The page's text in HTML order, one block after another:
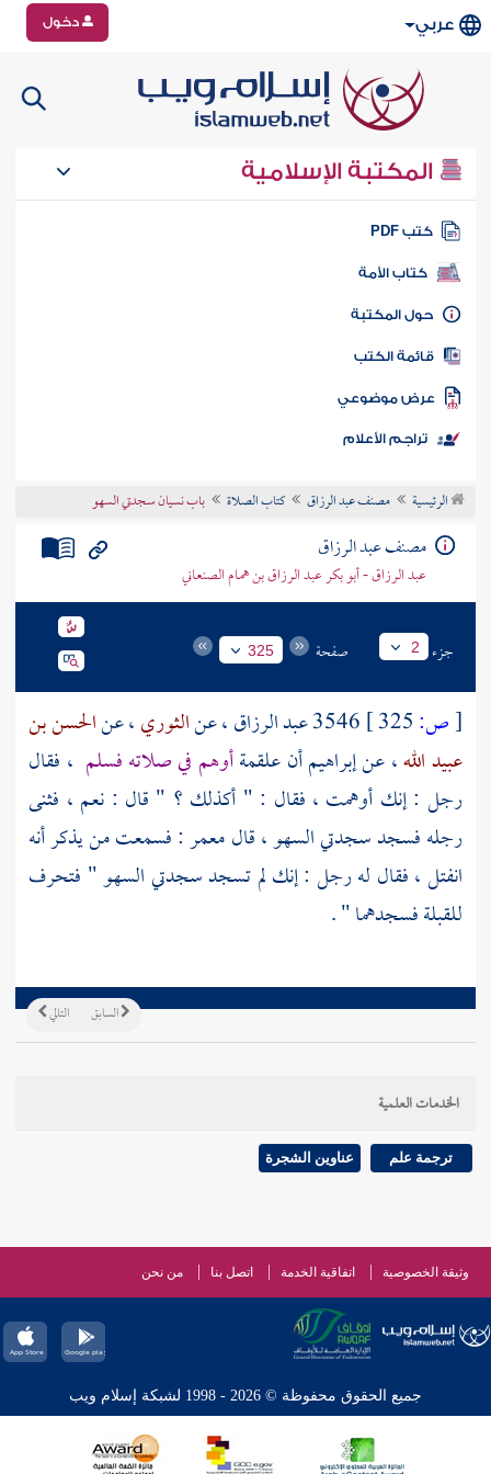
عربي دخول
المكتبة الإسلامية
كتب PDF
كتاب الأمة
المكتبة
الكتب
موضوعي
تراجم الأعلام
الرئيسية مصنف عبد الرزاق كتاب الصلاة باب نسيان سجدتي السهو
مصنف عبد الرزاق
عبد الرزاق - أبو بكر عبد الرزاق بن همام الصنعاني
جزء 2 صفحة 325
[ص: 3546عبد الرزاق، عنالثوري، عنالحسن بن
عبيد الله، عنإبراهيمأنعلقمةأوهم في صلاته فسلم ، فقال
رجل : إنك أوهمت ، فقال : " أكذلك ؟ " قال : نعم ، فثنى
رجله فسجد سجدتي السهو ، قالمعمر: فسمعت من يذكر أنه
انفتل ، فقال له رجل : إنك لم تسجد سجدتي السهو " فتحرف
للقبلة فسجدهما " .
التالي السابق
الخدمات العلمية
ترجمة علم عناوين الشجرة
وثيقة الخصوصية اتفاقية الخدمة اتصل بنا من نحن
جميع الحقوق محفوظة © 2026 - 1998 لشبكة إسلام ويب